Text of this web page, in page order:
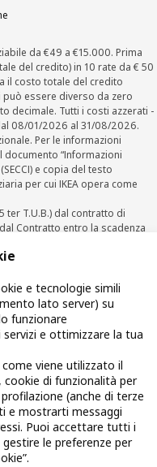
da €49 a €15.000. Prima
del credito) in 10 rate da € 50
il costo totale del credito
può essere diverso da zero
decimale. Tutti i costi azzerati -
08/01/2026 al 31/08/2026.
Per le informazioni
“Informazioni
e copia del testo
per cui IKEA opera come
ter T.U.B.) dal contratto di
Contratto entro la scadenza
recesso ad Agos a mezzo
e per via telematica –
(“Recesso”) - anche per richieste
In caso di pre-
parte del Cliente deve essere
dalla data di accettazione
per i servizi
e tecnologie simili
lato server) su
funzionare
e ottimizzare la tua
viene utilizzato il
di funzionalità per
(anche di terze
e mostrarti messaggi
Puoi accettare tutti i
le preferenze per